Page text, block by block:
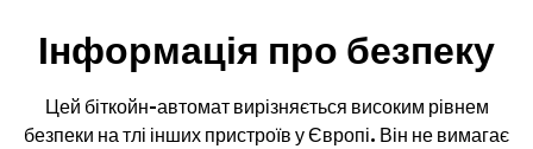
Інформація про безпеку
Цей біткойн-автомат вирізняється високим рівнем
безпеки на тлі інших пристроїв у Європі. Він не вимагає